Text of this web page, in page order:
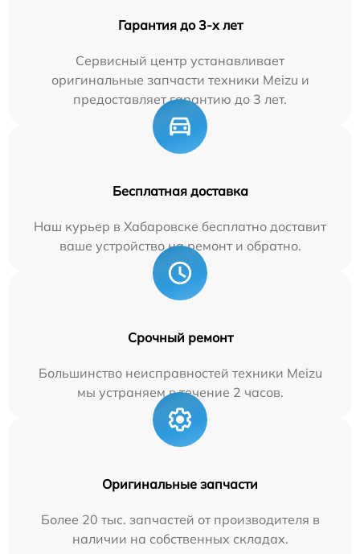
Гарантия до 3-х лет
Сервисный центр устанавливает
оригинальные запчасти техники Meizu и
предоставляет гарантию до 3 лет.
Бесплатная доставка
Наш курьер в Хабаровске бесплатно доставит
ваше устройство на ремонт и обратно.
Срочный ремонт
Большинство неисправностей техники Meizu
мы устраняем в течение 2 часов.
Оригинальные запчасти
Более 20 тыс. запчастей от производителя в
наличии на собственных складах.